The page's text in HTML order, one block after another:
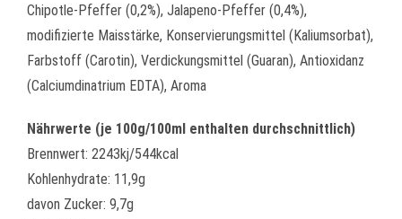
Chipotle-Pfeffer (0,2%), Jalapeno-Pfeffer (0,4%),
modifizierte Maisstärke, Konservierungsmittel (Kaliumsorbat),
Farbstoff (Carotin), Verdickungsmittel (Guaran), Antioxidanz
(Calciumdinatrium EDTA), Aroma
Nährwerte (je 100g/100ml enthalten durchschnittlich)
Brennwert: 2243kj/544kcal
Kohlenhydrate: 11,9g
davon Zucker: 9,7g